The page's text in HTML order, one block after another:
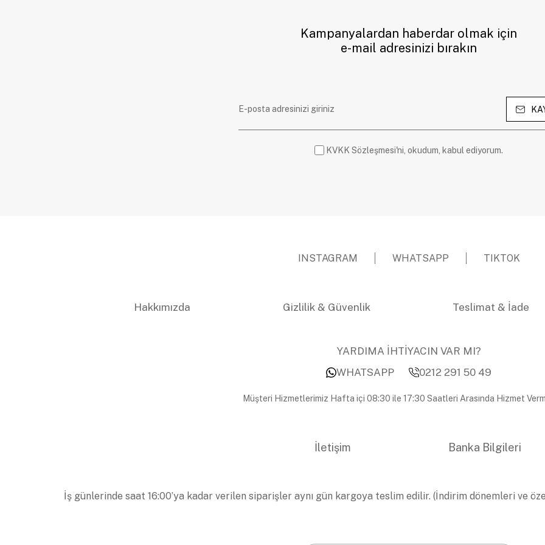
Kampanyalardan haberdar olmak için
e-mail adresinizi bırakın
KVKK Sözleşmesi'ni, okudum, kabul ediyorum.
INSTAGRAM WHATSAPP TIKTOK
Hakkımızda Gizlilik & Güvenlik Teslimat & İade
YARDIMA İHTİYACIN VAR MI?
WHATSAPP
0212 291 50 49
Müşteri Hizmetlerimiz Hafta içi 08:30 ile 17:30 Saatleri Arasında Hizmet
İletişim Banka Bilgileri
İş günlerinde saat 16:00’ya kadar verilen siparişler aynı gün kargoya teslim edilir. (İndirim dönemleri ve